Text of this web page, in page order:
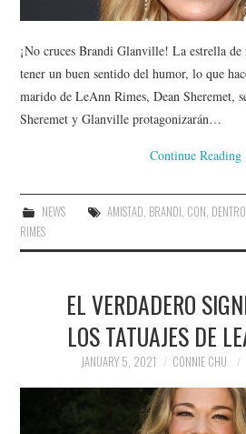
¡No cruces Brandi Glanville! La estrella
tener un buen sentido del humor, lo que
marido de LeAnn Rimes, Dean Sheremet,
Sheremet y Glanville protagonizarán…
Continue Reading
NEWS AMISTAD, BRANDI, CON, DENTRO
RIMES
EL VERDADERO
LOS TATUAJES DE
JANUARY 5, 2021 CONNIE CHU